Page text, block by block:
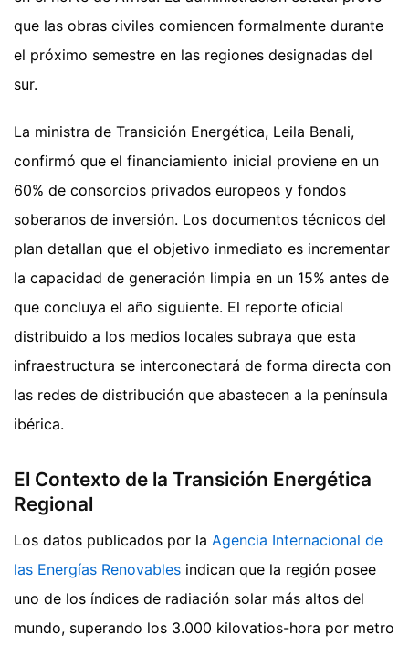
que las obras civiles comiencen formalmente durante
el próximo semestre en las regiones designadas del
sur.
La ministra de Transición Energética, Leila Benali,
confirmó que el financiamiento inicial proviene en un
60% de consorcios privados europeos y fondos
soberanos de inversión. Los documentos técnicos del
plan detallan que el objetivo inmediato es incrementar
la capacidad de generación limpia en un 15% antes de
que concluya el año siguiente. El reporte oficial
distribuido a los medios locales subraya que esta
infraestructura se interconectará de forma directa con
las redes de distribución que abastecen a la península
ibérica.
El Contexto de la Transición Energética
Regional
Los datos publicados por la Agencia Internacional de
las Energías Renovables indican que la región posee
uno de los índices de radiación solar más altos del
mundo, superando los 3.000 kilovatios-hora por metro